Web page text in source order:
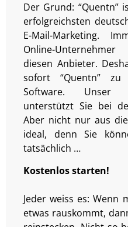
Der Grund: “Quentn”
erfolgreichsten
E-Mail-Marketing.
Online-
diesen Anbieter.
sofort “Quentn” zu
Software. Unser
unterstützt Sie bei
Aber nicht nur aus
ideal, denn Sie
tatsächlich …
Kostenlos starten!
Jeder weiss es: Wenn
etwas rauskommt,